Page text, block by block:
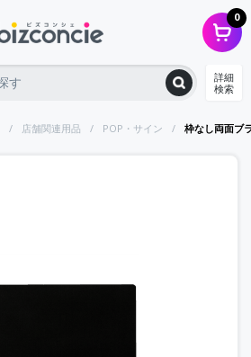
0
詳細
検索
店舗関連用品 POP・サイン 枠なし両面ブ